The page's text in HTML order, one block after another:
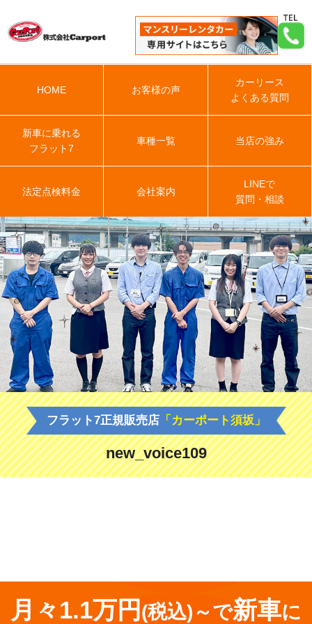
HOME お客様の声
カーリース
よくある質問
新車に乗れる
フラット7
車種一覧 当店の強み
法定点検料金 会社案内
LINEで
質問・相談
フラット7正規販売店「カーポート須坂」
new_voice109
月々1.1万円 (税込)～で新車に